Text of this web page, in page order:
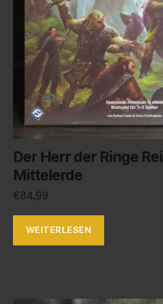
Der Herr der Ringe
Mittelerde
€84,99
WEITERLESEN